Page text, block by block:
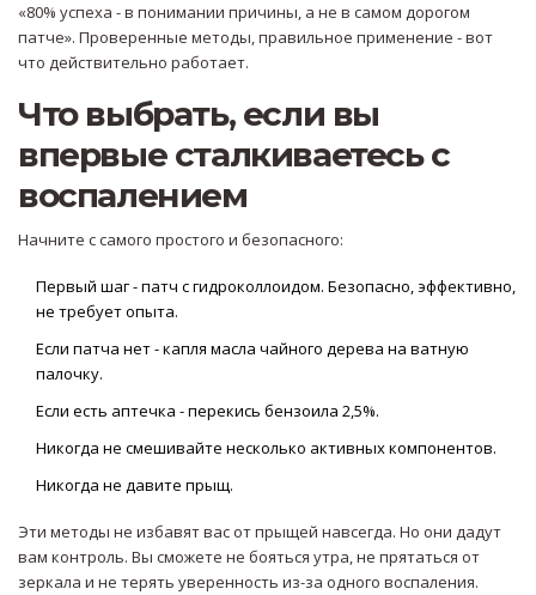
«80% успеха - в понимании причины, а не в самом дорогом
патче». Проверенные методы, правильное применение - вот
что действительно работает.
Что выбрать, если вы
впервые сталкиваетесь с
воспалением
Начните с самого простого и безопасного:
Первый шаг - патч с гидроколлоидом. Безопасно, эффективно,
не требует опыта.
Если патча нет - капля масла чайного дерева на ватную
палочку.
Если есть аптечка - перекись бензоила 2,5%.
Никогда не смешивайте несколько активных компонентов.
Никогда не давите прыщ.
Эти методы не избавят вас от прыщей навсегда. Но они дадут
вам контроль. Вы сможете не бояться утра, не прятаться от
зеркала и не терять уверенность из-за одного воспаления.